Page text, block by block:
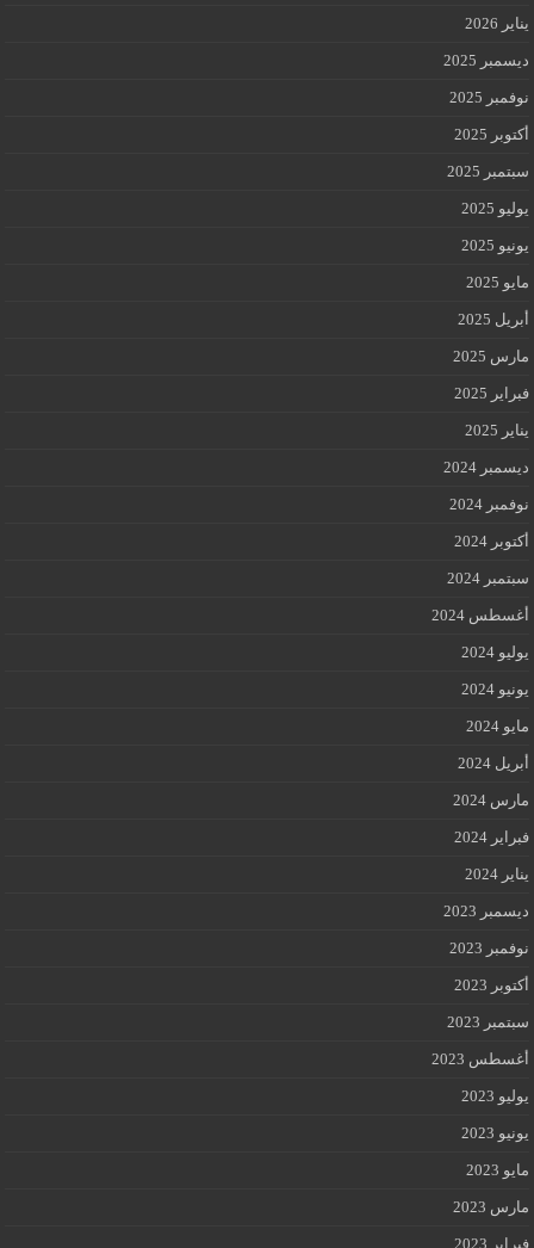
يناير 2026
ديسمبر 2025
نوفمبر 2025
أكتوبر 2025
سبتمبر 2025
يوليو 2025
يونيو 2025
مايو 2025
أبريل 2025
مارس 2025
فبراير 2025
يناير 2025
ديسمبر 2024
نوفمبر 2024
أكتوبر 2024
سبتمبر 2024
أغسطس 2024
يوليو 2024
يونيو 2024
مايو 2024
أبريل 2024
مارس 2024
فبراير 2024
يناير 2024
ديسمبر 2023
نوفمبر 2023
أكتوبر 2023
سبتمبر 2023
أغسطس 2023
يوليو 2023
يونيو 2023
مايو 2023
مارس 2023
فبراير 2023